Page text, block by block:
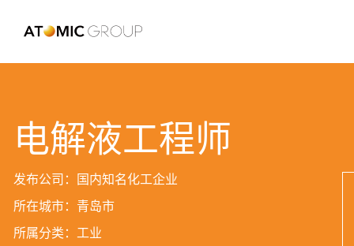
电解液工程师
发布公司：国内知名化工企业
所在城市：青岛市
所属分类：工业